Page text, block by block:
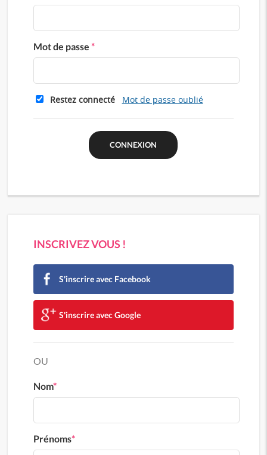
Mot de passe *
Restez connecté Mot de passe oublié
INSCRIVEZ VOUS !
S'inscrire avec Facebook
S'inscrire avec Google
OU
Nom*
Prénoms*